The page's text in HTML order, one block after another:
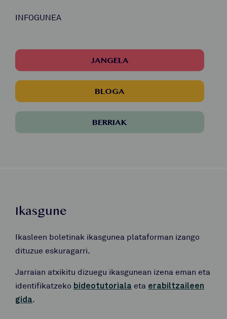
INFOGUNEA
JANGELA
BLOGA
BERRIAK
Ikasgune
Ikasleen boletinak ikasgunea plataforman izango
dituzue eskuragarri.
Jarraian atxikitu dizuegu ikasgunean izena eman eta
identifikatzeko bideotutoriala eta erabiltzaileen
gida.